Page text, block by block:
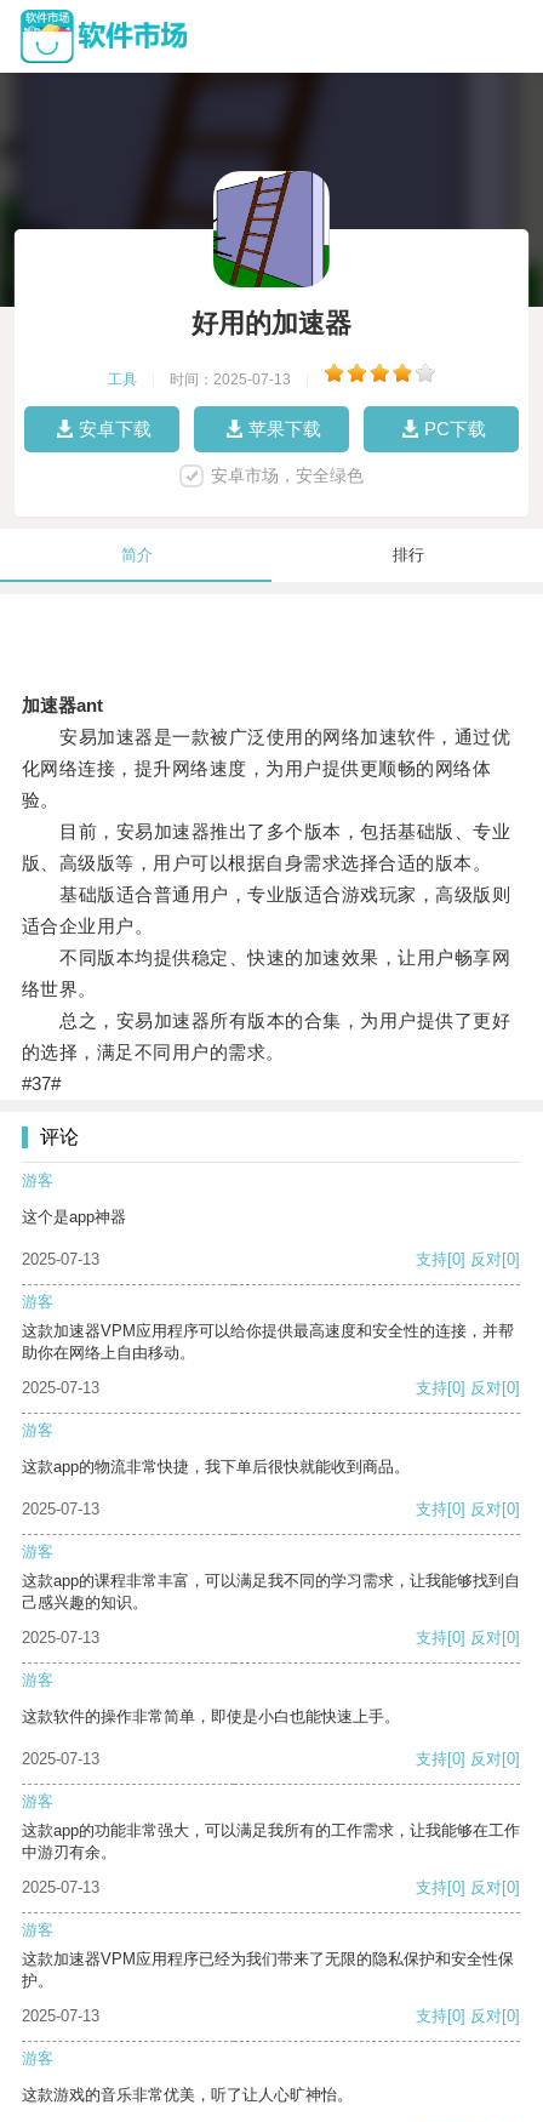
好用的加速器
工具 时间：2025-07-13
安卓下载 苹果下载 PC下载
安卓市场，安全绿色
简介 排行
加速器ant
安易加速器是一款被广泛使用的网络加速软件，通过优
化网络连接，提升网络速度，为用户提供更顺畅的网络体
验。
目前，安易加速器推出了多个版本，包括基础版、专业
版、高级版等，用户可以根据自身需求选择合适的版本。
基础版适合普通用户，专业版适合游戏玩家，高级版则
适合企业用户。
不同版本均提供稳定、快速的加速效果，让用户畅享网
络世界。
总之，安易加速器所有版本的合集，为用户提供了更好
的选择，满足不同用户的需求。
#37#
评论
游客
这个是app神器
2025-07-13 支持[0] 反对[0]
游客
这款加速器VPM应用程序可以给你提供最高速度和安全性的连接，并帮
助你在网络上自由移动。
2025-07-13
支持[0] 反对[0]
游客
这款app的物流非常快捷，我下单后很快就能收到商品。
2025-07-13 支持[0] 反对[0]
游客
这款app的课程非常丰富，可以满足我不同的学习需求，让我能够找到自
己感兴趣的知识。
2025-07-13
支持[0] 反对[0]
游客
这款软件的操作非常简单，即使是小白也能快速上手。
2025-07-13 支持[0] 反对[0]
游客
这款app的功能非常强大，可以满足我所有的工作需求，让我能够在工作
中游刃有余。
2025-07-13
支持[0] 反对[0]
游客
这款加速器VPM应用程序已经为我们带来了无限的隐私保护和安全性保
护。
2025-07-13
支持[0] 反对[0]
游客
这款游戏的音乐非常优美，听了让人心旷神怡。